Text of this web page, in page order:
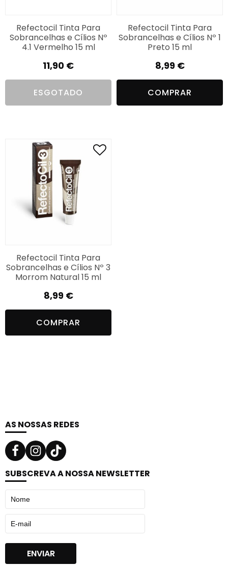
Refectocil Tinta Para
Sobrancelhas e Cílios Nº
4.1 Vermelho 15 ml
11,90 €
ESGOTADO
Refectocil Tinta Para
Sobrancelhas e Cílios Nº 1
Preto 15 ml
8,99 €
COMPRAR
Refectocil Tinta Para
Sobrancelhas e Cílios Nº 3
Morrom Natural 15 ml
8,99 €
COMPRAR
AS NOSSAS REDES
SUBSCREVA A NOSSA NEWSLETTER